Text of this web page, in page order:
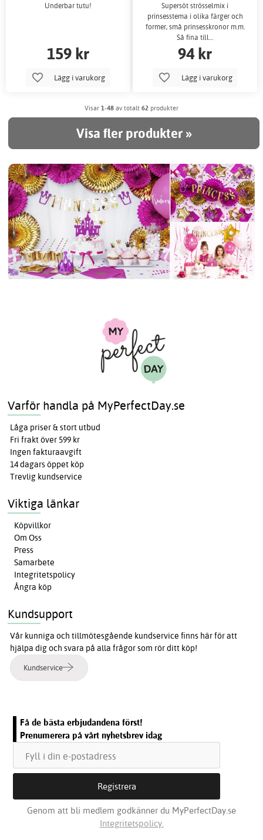
Underbar tutu!
159 kr
Lägg i varukorg
Supersöt strösselmix i
prinsesstema i olika färger och
former, små prinsesskronor m.m.
Så fina till…
94 kr
Lägg i varukorg
Visar 1-48 av totalt 62 produkter
Visa fler produkter »
Varför handla på MyPerfectDay.se
Låga priser & stort utbud
Fri frakt över 599 kr
Ingen fakturaavgift
14 dagars öppet köp
Trevlig kundservice
Viktiga länkar
Köpvillkor
Om Oss
Press
Samarbete
Integritetspolicy
Ångra köp
Kundsupport
Vår kunniga och tillmötesgående kundservice finns här för att
hjälpa dig och svara på alla frågor som rör ditt köp!
Kundservice
Få de bästa erbjudandena först!
Prenumerera på vårt nyhetsbrev idag
Genom att bli medlem godkänner du MyPerfectDay.se
Integritetspolicy.